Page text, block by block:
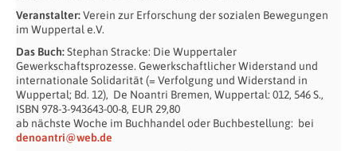
Veranstalter:Verein zur Erforschung der sozialen Bewegungen
im Wuppertal e.V.
Das Buch:Stephan Stracke: Die Wuppertaler
Gewerkschaftsprozesse. Gewerkschaftlicher Widerstand und
internationale Solidarität (= Verfolgung und Widerstand in
Wuppertal; Bd. 12), De Noantri Bremen, Wuppertal: 012, 546 S.,
ISBN 978-3-943643-00-8, EUR 29,80
ab nächste Woche im Buchhandel oder Buchbestellung: bei
denoantri@web.de